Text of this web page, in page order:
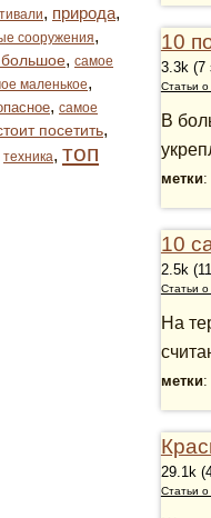
, природа,
сооружения,
, самое
маленькое,
, самое
посетить,
техника, топ
10
3.3k (7
Статьи о
В
метки:
10
2.5k
Статьи
На
метки:
29.1k
Статьи